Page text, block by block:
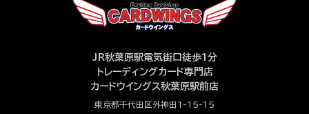
JR秋葉原駅電気街口徒歩1分
トレーディングカード専門店
カードウイングス秋葉原駅前店
東京都千代田区外神田1-15-15